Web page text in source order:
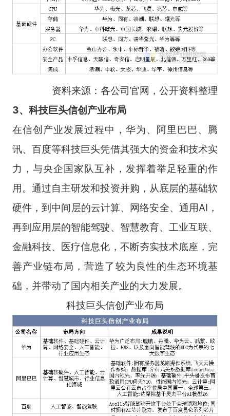
资料来源：各公司官网，公开资料整理
3、科技巨头信创产业布局
在信创产业发展过程中，华为、阿里巴巴、腾
讯、百度等科技巨头凭借其强大的资金和技术实
力，与央企国家队互补，发挥着举足轻重的作
用。通过自主研发和投资并购，从底层的基础软
硬件，到中间层的云计算、网络安全、通用AI，
再到应用层的智能驾驶、智慧教育、工业互联、
金融科技、医疗信息化，不断夯实技术底座，完
善产业链布局，营造了较为良性的生态环境基
础，并带动了国内相关产业的大力发展。
科技巨头信创产业布局